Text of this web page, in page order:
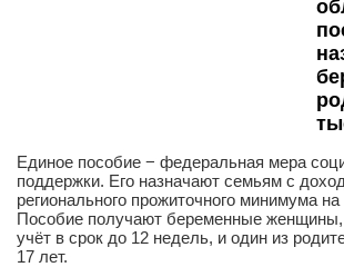
Единое пособие − федеральная мера
поддержки. Его назначают семьям с
регионального прожиточного минимума на
Пособие получают беременные
учёт в срок до 12 недель, и один из
17 лет.